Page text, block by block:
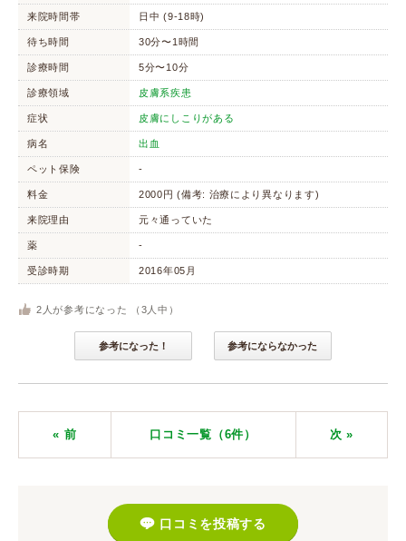
来院時間帯 日中 (9-18時)
待ち時間 30分〜1時間
診療時間 5分〜10分
診療領域 皮膚系疾患
症状 皮膚にしこりがある
病名 出血
ペット保険 -
料金 2000円 (備考: 治療により異なります)
来院理由 元々通っていた
薬 -
受診時期 2016年05月
2 人が参考になった （ 3 人中）
参考になった！ 参考にならなかった
« 前 口コミ一覧（6件） 次 »
口コミを投稿する